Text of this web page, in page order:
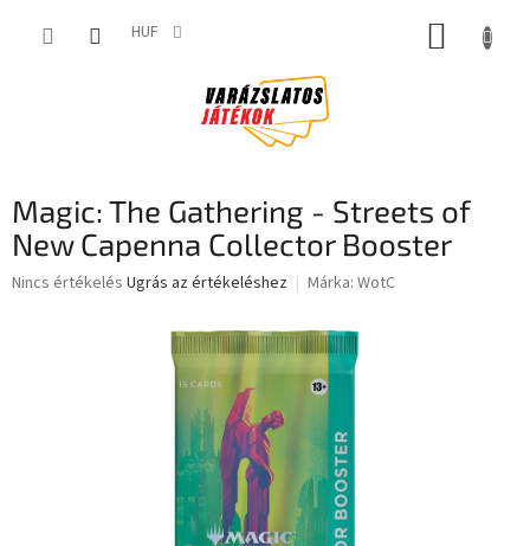
HUF KOSÁR
Magic: The Gathering - Streets of
New Capenna Collector Booster
A
Nincs értékelés Ugrás az értékeléshez Márka: WotC